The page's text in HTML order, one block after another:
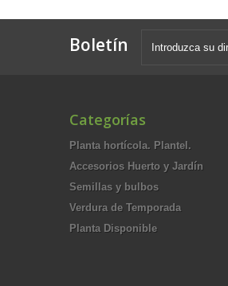
Boletín
Categorías
Planta hortícola. Plantel.
Accesorios Huerto y Jardín
Semillas y bulbos
Verdura de Temporada
Planta Disponible